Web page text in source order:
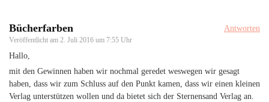
Bücherfarben
Veröffentlicht am 2. Juli 2016 um 7:55 Uhr
Antworten
Hallo,
mit den Gewinnen haben wir nochmal geredet weswegen wir gesagt
haben, dass wir zum Schluss auf den Punkt kamen, dass wir einen kleinen
Verlag unterstützen wollen und da bietet sich der Sternensand Verlag an.